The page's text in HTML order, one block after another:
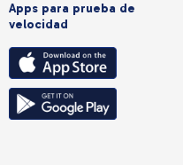
Apps para prueba de
velocidad